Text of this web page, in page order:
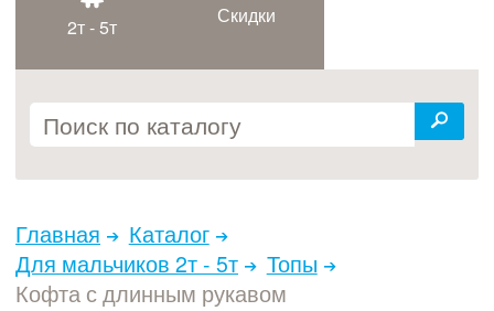
2т - 5т Скидки
Главная
Каталог
Для мальчиков 2т - 5т
Топы
Кофта с длинным рукавом